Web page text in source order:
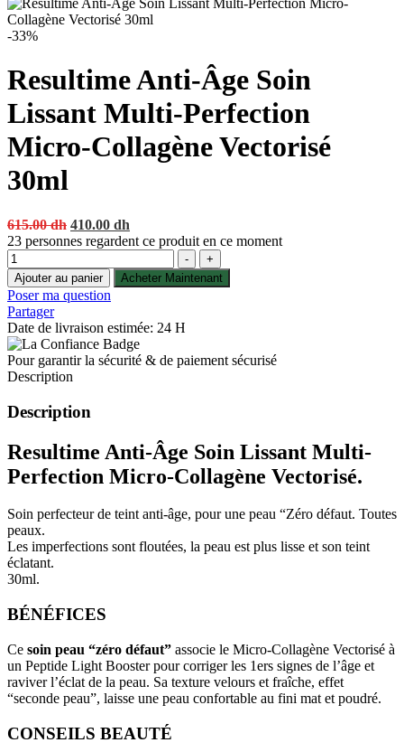
-33%
Resultime Anti-Âge Soin
Lissant Multi-Perfection
Micro-Collagène Vectorisé
30ml
615.00dh Original
price
615.00 dh.
410.00 dh
price
410.00 dh.
23 personnes regardent ce produit en ce moment
Quantité
-
+
Ajouter au panier
Acheter Maintenant
Poser ma question
Partager
Date de livraison estimée: 24 H
Pour garantir la sécurité & de paiement sécurisé
Description
Description
Resultime Anti-Âge Soin Lissant Multi-
Perfection Micro-Collagène Vectorisé.
Soin perfecteur de teint anti-âge, pour une peau “Zéro défaut. Toutes
peaux.
Les imperfections sont floutées, la peau est plus lisse et son teint
éclatant.
30ml.
BÉNÉFICES
Ce soin peau “zéro défaut” associe le Micro-Collagène Vectorisé à
un Peptide Light Booster pour corriger les 1ers signes de l’âge et
raviver l’éclat de la peau. Sa texture velours et fraîche, effet
“seconde peau”, laisse une peau confortable au fini mat et poudré.
CONSEILS BEAUTÉ